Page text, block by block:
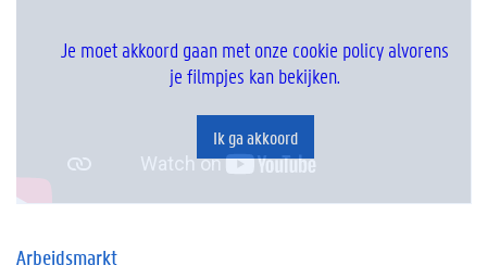
Je moet akkoord gaan met onze cookie policy alvorens
je filmpjes kan bekijken.
Ik ga akkoord
Arbeidsmarkt